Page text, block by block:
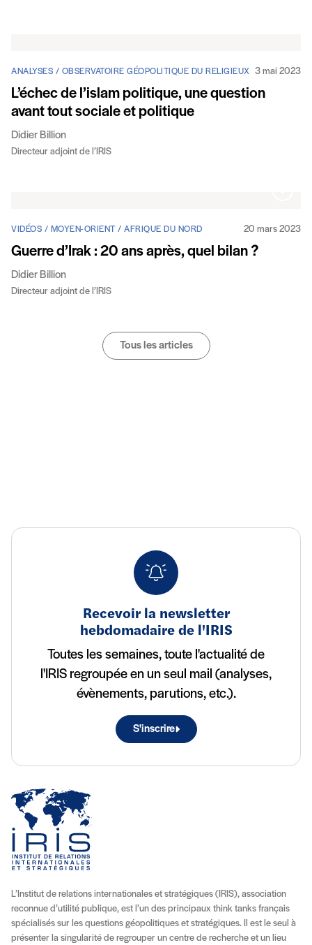
ANALYSES / OBSERVATOIRE GÉOPOLITIQUE DU RELIGIEUX 3 mai 2023
L’échec de l’islam politique, une question
avant tout sociale et politique
Didier Billion
Directeur adjoint de l’IRIS
VIDÉOS / MOYEN-ORIENT / AFRIQUE DU NORD 20 mars 2023
Guerre d’Irak : 20 ans après, quel bilan ?
Didier Billion
Directeur adjoint de l’IRIS
Tous les articles
Recevoir la newsletter
hebdomadaire de l'IRIS
Toutes les semaines, toute l'actualité de
l'IRIS regroupée en un seul mail (analyses,
évènements, parutions, etc.).
S'inscrire
L’Institut de relations internationales et stratégiques (IRIS), association
reconnue d’utilité publique, est l’un des principaux think tanks français
spécialisés sur les questions géopolitiques et stratégiques. Il est le seul à
présenter la singularité de regrouper un centre de recherche et un lieu